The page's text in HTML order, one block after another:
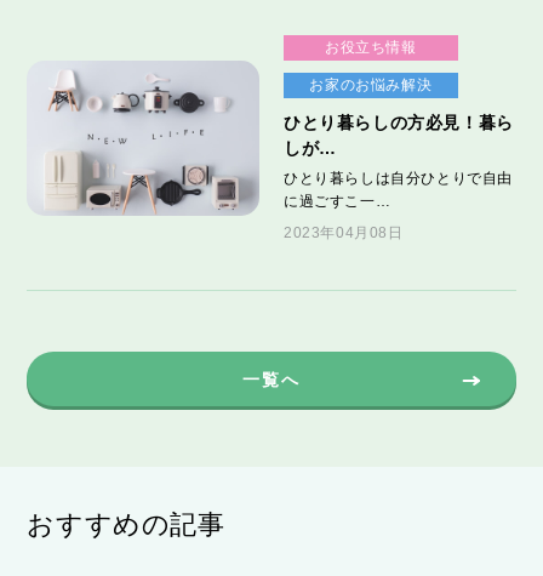
お役立ち情報
お家のお悩み解決
ひとり暮らしの方必見！暮ら
しが…
ひとり暮らしは自分ひとりで自由
に過ごすこ一…
2023年04月08日
一覧へ
おすすめの記事